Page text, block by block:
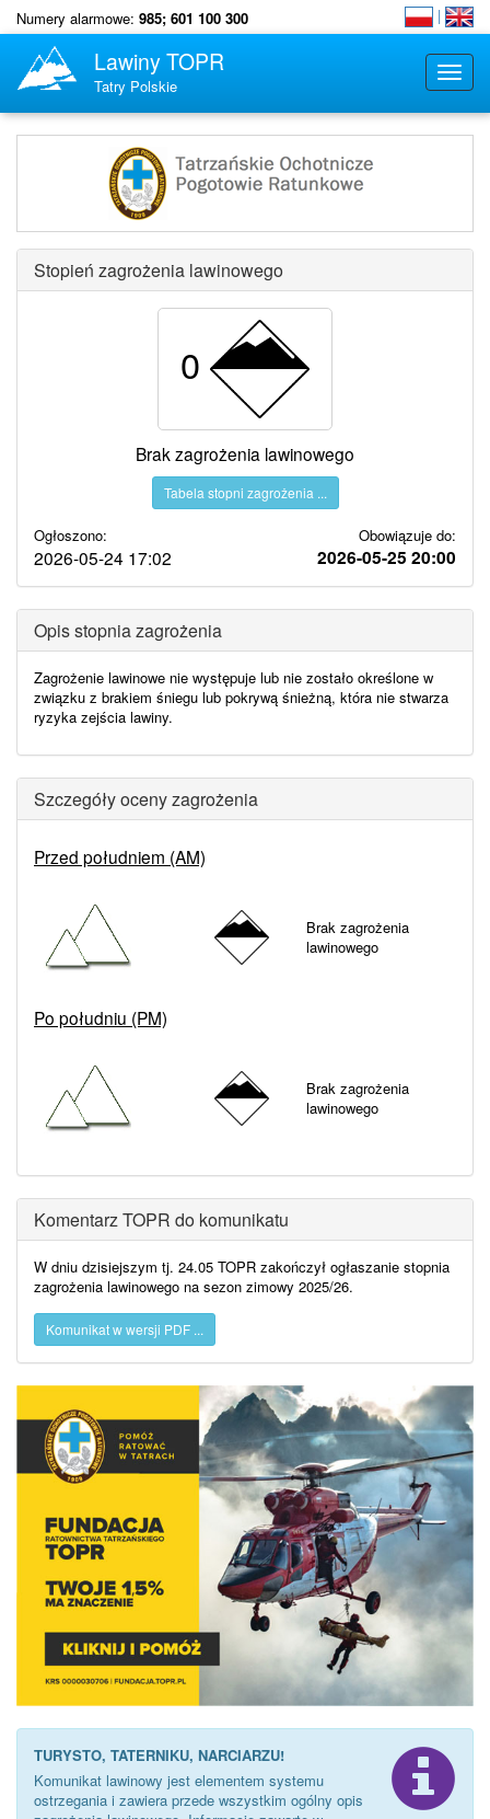
Numery alarmowe: 985; 601 100 300
Toggle
Lawiny TOPR
Tatry Polskie
Stopień zagrożenia lawinowego
0
Brak zagrożenia lawinowego
Tabela stopni zagrożenia ...
Ogłoszono:
2026-05-24 17:02
Obowiązuje do:
2026-05-25 20:00
Opis stopnia zagrożenia
Zagrożenie lawinowe nie występuje lub nie zostało określone w
związku z brakiem śniegu lub pokrywą śnieżną, która nie stwarza
ryzyka zejścia lawiny.
Szczegóły oceny zagrożenia
Przed południem (AM)
Brak zagrożenia
lawinowego
Po południu (PM)
Brak zagrożenia
lawinowego
Komentarz TOPR do komunikatu
W dniu dzisiejszym tj. 24.05 TOPR zakończył ogłaszanie stopnia
zagrożenia lawinowego na sezon zimowy 2025/26.
Komunikat w wersji PDF ...
TURYSTO, TATERNIKU, NARCIARZU!
Komunikat lawinowy jest elementem systemu
ostrzegania i zawiera przede wszystkim ogólny opis